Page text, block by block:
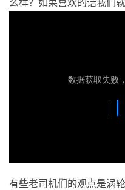
么样？如果喜欢的话我们
有些老司机们的观点是涡